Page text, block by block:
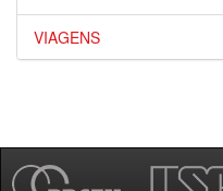
VIAGENS